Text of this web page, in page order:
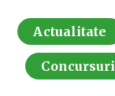
Actualitate
Concursuri